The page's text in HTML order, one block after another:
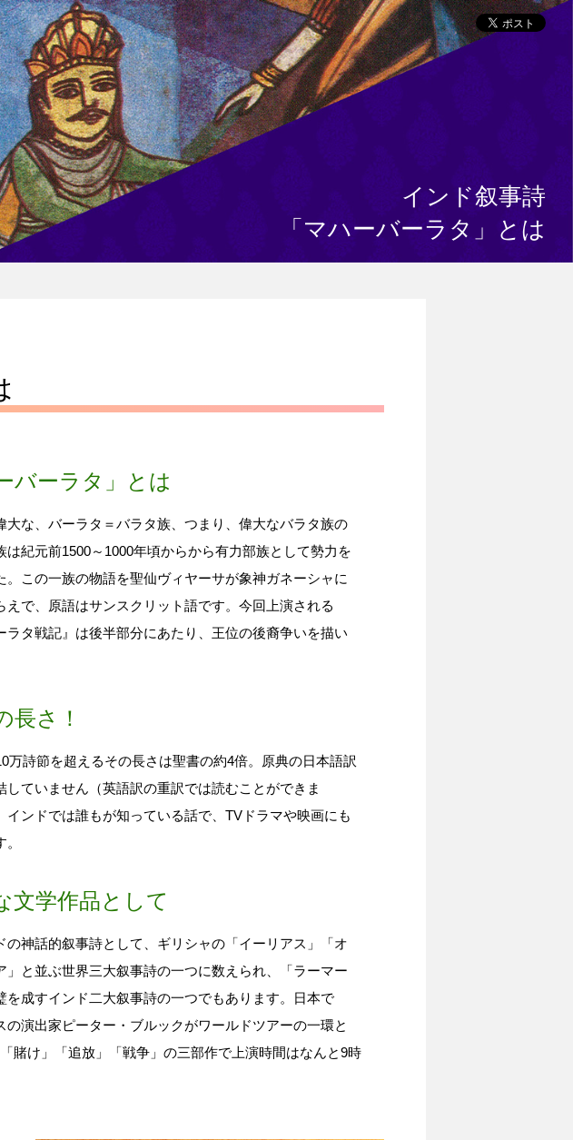
インド叙事詩
「マハーバーラタ」とは
バーラタ」とは
な、バーラタ＝バラタ族、つまり、偉大なバラタ族の
は紀元前1500～1000年頃からから有力部族として勢力を
。この一族の物語を聖仙ヴィヤーサが象神ガネーシャに
えで、原語はサンスクリット語です。今回上演される
ラタ戦記』は後半部分にあたり、王位の後裔争いを描い
長さ！
万詩節を超えるその長さは聖書の約4倍。原典の日本語訳
していません（英語訳の重訳では読むことができま
インドでは誰もが知っている話で、TVドラマや映画にも
文学作品として
神話的叙事詩として、ギリシャの「イーリアス」「オ
」と並ぶ世界三大叙事詩の一つに数えられ、「ラーマー
を成すインド二大叙事詩の一つでもあります。日本で
の演出家ピーター・ブルックがワールドツアーの一環と
賭け」「追放」「戦争」の三部作で上演時間はなんと9時